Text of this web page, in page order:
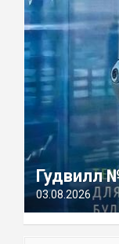
Гудвилл
03.08.2026